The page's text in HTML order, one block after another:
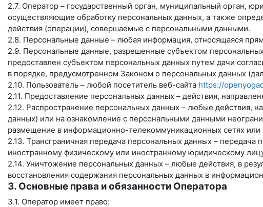
2.7. Оператор – государственный орган, муниципальный орган,
осуществляющие обработку персональных данных, а также
действия (операции), совершаемые с персональными данными.
2.8. Персональные данные – любая информация, относящаяся
2.9. Персональные данные, разрешенные субъектом
предоставлен субъектом персональных данных путем дачи
в порядке, предусмотренном Законом о персональных данных
2.10. Пользователь – любой посетитель веб-сайта https://
2.11. Предоставление персональных данных – действия,
2.12. Распространение персональных данных – любые действия,
данных) или на ознакомление с персональными данными
размещение в информационно-телекоммуникационных сетях
2.13. Трансграничная передача персональных данных – передача
иностранному физическому или иностранному юридическому
2.14. Уничтожение персональных данных – любые действия, в
восстановления содержания персональных данных в
3. Основные права и обязанности Оператора
3.1. Оператор имеет право: